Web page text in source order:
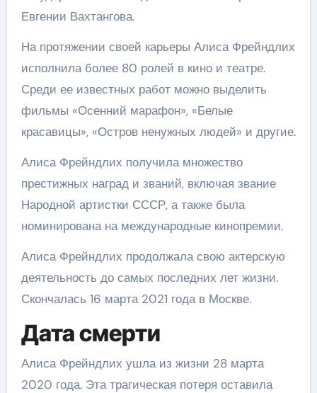
Евгении Вахтангова.
На протяжении своей карьеры Алиса Фрейндлих
исполнила более 80 ролей в кино и театре.
Среди ее известных работ можно выделить
фильмы «Осенний марафон», «Белые
красавицы», «Остров ненужных людей» и другие.
Алиса Фрейндлих получила множество
престижных наград и званий, включая звание
Народной артистки СССР, а также была
номинирована на международные кинопремии.
Алиса Фрейндлих продолжала свою актерскую
деятельность до самых последних лет жизни.
Скончалась 16 марта 2021 года в Москве.
Дата смерти
Алиса Фрейндлих ушла из жизни 28 марта
2020 года. Эта трагическая потеря оставила